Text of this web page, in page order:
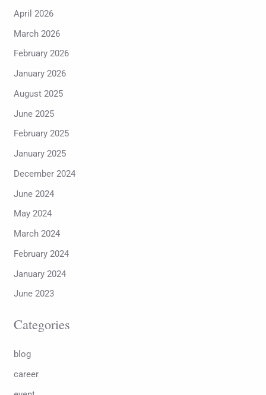
April 2026
March 2026
February 2026
January 2026
August 2025
June 2025
February 2025
January 2025
December 2024
June 2024
May 2024
March 2024
February 2024
January 2024
June 2023
Categories
blog
career